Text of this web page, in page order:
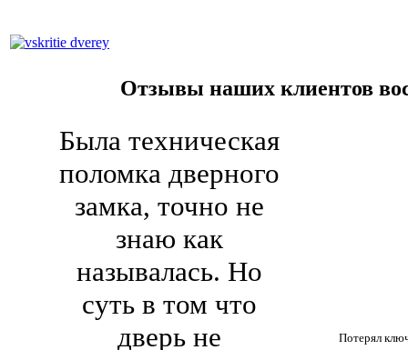
Отзывы наших клиентов
Была техническая
поломка дверного
замка, точно не
знаю как
называлась. Но
суть в том что
дверь не
Потерял